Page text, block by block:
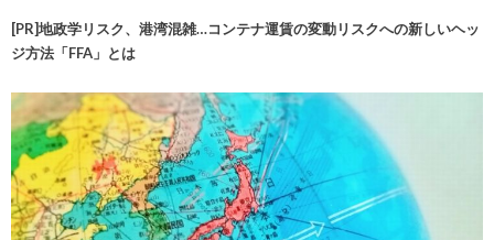
[PR]地政学リスク、港湾混雑…コンテナ運賃の変動リスクへの新しいヘッ
ジ方法「FFA」とは